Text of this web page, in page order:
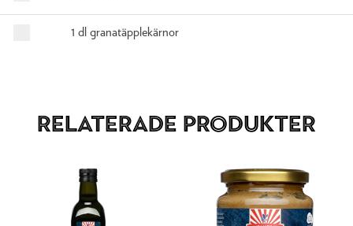
1 dl granatäpplekärnor
Relaterade produkter